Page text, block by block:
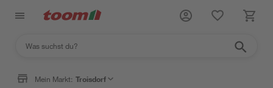
Mein Markt: Troisdorf